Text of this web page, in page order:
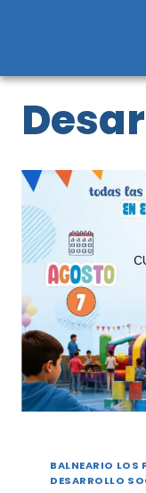
BALNEARIO LOS
DESARROLLO